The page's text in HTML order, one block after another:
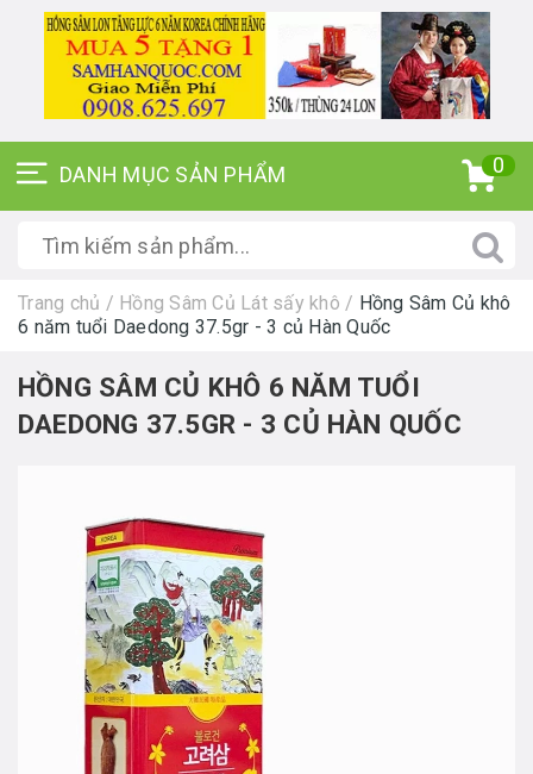
0
Trang chủ / Hồng Sâm Củ Lát sấy khô / Hồng Sâm Củ khô
6 năm tuổi Daedong 37.5gr - 3 củ Hàn Quốc
HỒNG SÂM CỦ KHÔ 6 NĂM TUỔI
DAEDONG 37.5GR - 3 CỦ HÀN QUỐC